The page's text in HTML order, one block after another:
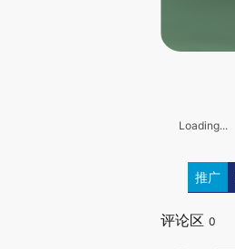
Loading...
推广
评论区 0